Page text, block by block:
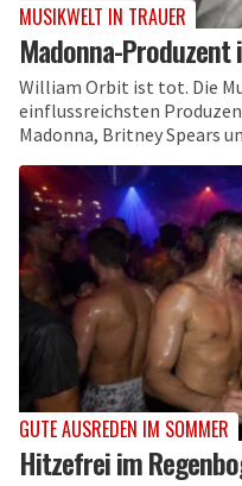
MUSIKWELT IN TRAUER
Madonna-
William Orbit ist tot. Die
einflussreichsten
Madonna, Britney Spears
GUTE AUSREDEN IM SOMMER
Hitzefrei im